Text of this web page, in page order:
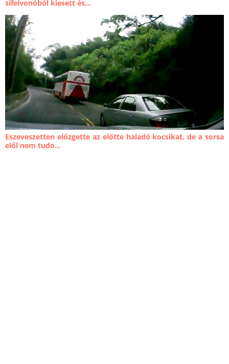
sífelvonóból kiesett és...
Eszeveszetten előzgette az előtte haladó kocsikat, de a sorsa
elől nem tudo...